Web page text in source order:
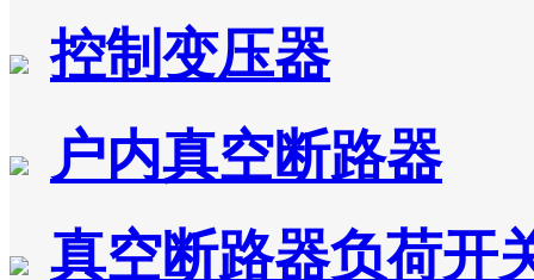
控制变压器
户内真空断路器
真空断路器负荷开